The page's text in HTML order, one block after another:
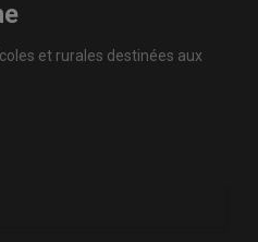
et rurales destinées aux